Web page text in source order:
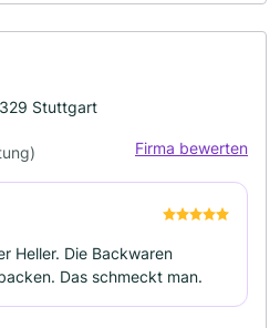
Stuttgart
Firma bewerten
Heller. Die Backwaren
Das schmeckt man.